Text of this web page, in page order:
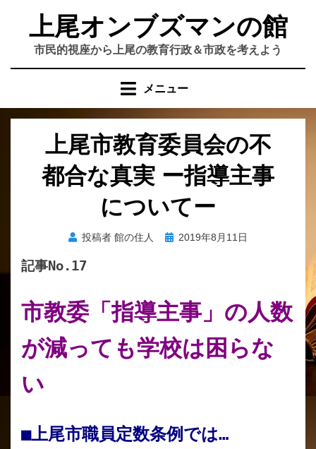
上尾オンブズマンの館
市民的視座から上尾の教育行政＆市政を考えよう
メニュー
上尾市教育委員会の不
都合な真実 ー指導主事
についてー
投稿者 館の住人
投 2019年8月11日
記事No.17
市教委「指導主事」の人数
が減っても学校は困らな
い
■上尾市職員定数条例では…